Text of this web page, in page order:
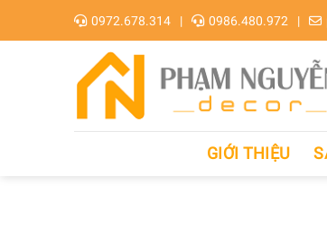
0972.678.314 0986.480.972
GIỚI THIỆU